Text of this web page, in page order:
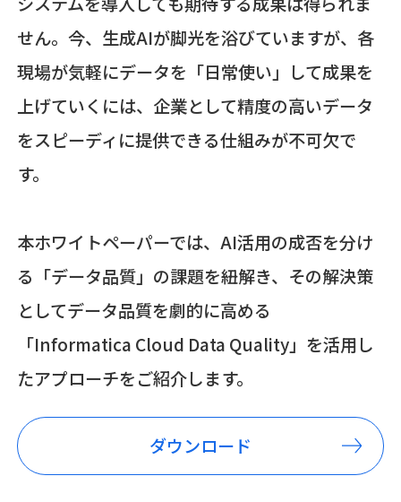
せん。今、生成AIが脚光を浴びていますが、各
現場が気軽にデータを「日常使い」して成果を
上げていくには、企業として精度の高いデータ
をスピーディに提供できる仕組みが不可欠で
す。
本ホワイトペーパーでは、AI活用の成否を分け
る「データ品質」の課題を紐解き、その解決策
としてデータ品質を劇的に高める
「Informatica Cloud Data Quality」を活用し
たアプローチをご紹介します。
ダウンロード